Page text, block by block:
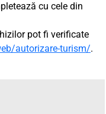
cu cele din
pot fi verificate
autorizare-turism/.